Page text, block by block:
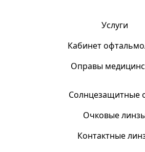
Услуги
Кабинет
Оправы
Солнцезащитные
Очковые
Контактные